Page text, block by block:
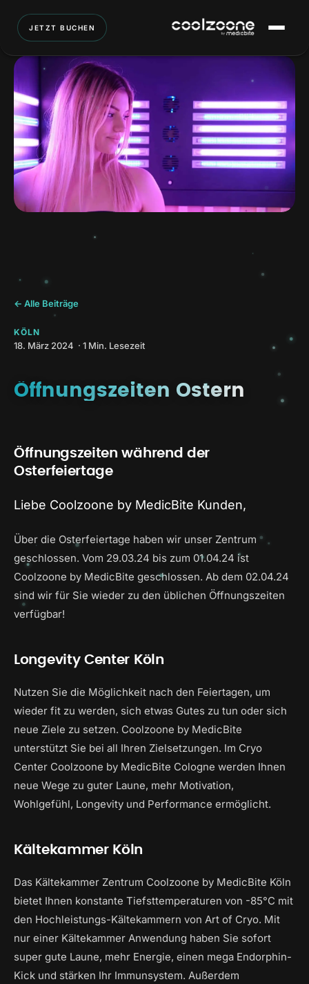
JETZT BUCHEN
← Alle Beiträge
KÖLN
18. März 2024 · 1 Min. Lesezeit
Öffnungszeiten Ostern
Öffnungszeiten während der
Osterfeiertage
Liebe Coolzoone by MedicBite Kunden,
Über die Osterfeiertage haben wir unser Zentrum
geschlossen. Vom 29.03.24 bis zum 01.04.24 ist
Coolzoone by MedicBite geschlossen. Ab dem 02.04.24
sind wir für Sie wieder zu den üblichen Öffnungszeiten
verfügbar!
Longevity Center Köln
Nutzen Sie die Möglichkeit nach den Feiertagen, um
wieder fit zu werden, sich etwas Gutes zu tun oder sich
neue Ziele zu setzen. Coolzoone by MedicBite
unterstützt Sie bei all Ihren Zielsetzungen. Im Cryo
Center Coolzoone by MedicBite Cologne werden Ihnen
neue Wege zu guter Laune, mehr Motivation,
Wohlgefühl, Longevity und Performance ermöglicht.
Kältekammer Köln
Das Kältekammer Zentrum Coolzoone by MedicBite Köln
bietet Ihnen konstante Tiefsttemperaturen von -85°C mit
den Hochleistungs-Kältekammern von Art of Cryo. Mit
nur einer Kältekammer Anwendung haben Sie sofort
super gute Laune, mehr Energie, einen mega Endorphin-
Kick und stärken Ihr Immunsystem. Außerdem